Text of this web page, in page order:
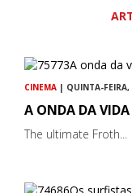
CINEMA | QUINTA-FEIRA,
A ONDA DA
The ultimate Froth...